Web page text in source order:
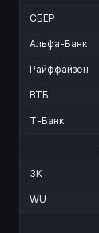
СБЕР
Альфа-Банк
Райффайзен
ВТБ
Т-Банк
ЗК
WU